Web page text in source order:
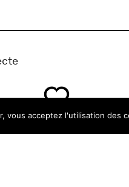
vous acceptez l'utilisation des